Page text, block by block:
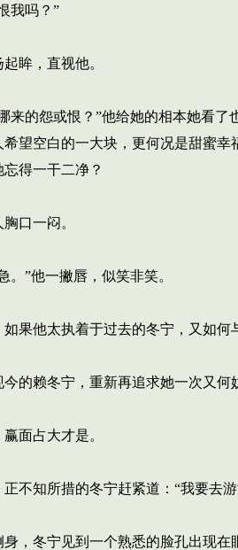
我吗？”
眸，直视他。
来的怨或恨？”他给她的相本她看了
望空白的一大块，更何况是甜蜜
得一干二净？
口一闷。
”他一撇唇，似笑非笑。
果他太执着于过去的冬宁，又如何
的赖冬宁，重新再追求她一次又何
面占大才是。
不知所措的冬宁赶紧道：“我要去
，冬宁见到一个熟悉的脸孔出现在